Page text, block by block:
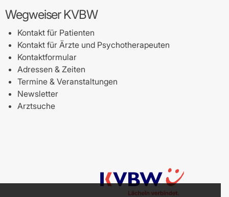
Wegweiser KVBW
Kontakt für Patienten
Kontakt für Ärzte und Psychotherapeuten
Kontaktformular
Adressen & Zeiten
Termine & Veranstaltungen
Newsletter
Arztsuche